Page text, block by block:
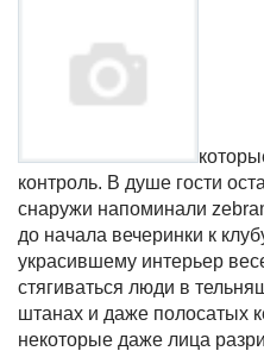
контроль. В душе гости
снаружи напоминали
до начала вечеринки к
украсившему интерьер
стягиваться люди в
штанах и даже полосатых
некоторые даже лица